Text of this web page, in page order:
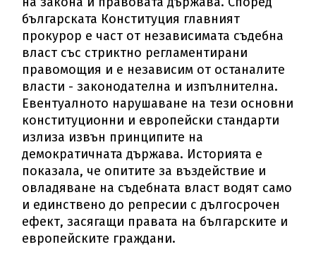
българската Конституция главният
прокурор е част от независимата съдебна
власт със стриктно регламентирани
правомощия и е независим от останалите
власти - законодателна и изпълнителна.
Евентуалното нарушаване на тези основни
конституционни и европейски стандарти
излиза извън принципите на
демократичната държава. Историята е
показала, че опитите за въздействие и
овладяване на съдебната власт водят само
и единствено до репресии с дългосрочен
ефект, засягащи правата на българските и
европейските граждани.